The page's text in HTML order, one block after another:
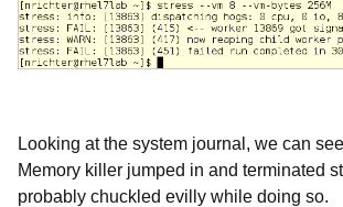
Looking at the system journal, we can
Memory killer jumped in and terminated
probably chuckled evilly while doing so.